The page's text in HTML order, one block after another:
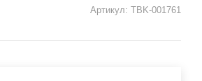
Артикул: TBK-001761